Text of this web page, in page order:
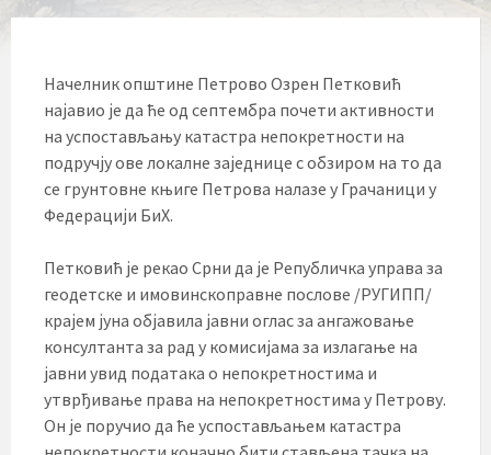
Начелник општине Петрово Озрен Петковић
најавио је да ће од септембра почети активности
на успостављању катастра непокретности на
подручју ове локалне заједнице с обзиром на то да
се грунтовне књиге Петрова налазе у Грачаници у
Федерацији БиХ.
Петковић је рекао Срни да је Републичка управа за
геодетске и имовинскоправне послове /РУГИПП/
крајем јуна објавила јавни оглас за ангажовање
консултанта за рад у комисијама за излагање на
јавни увид података о непокретностима и
утврђивање права на непокретностима у Петрову.
Он је поручио да ће успостављањем катастра